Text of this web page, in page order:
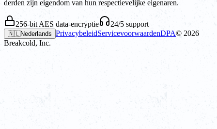
derden zijn eigendom van hun respectievelijke eigenaren.
256-bit AES data-encryptie 24/5 support
🇳🇱Nederlands PrivacybeleidServicevoorwaardenDPA© 2026
Breakcold, Inc.